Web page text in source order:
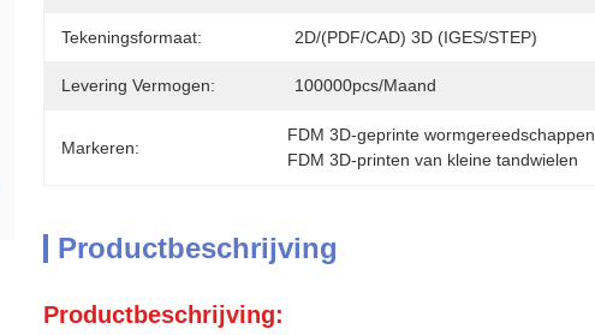
Tekeningsformaat: 2D/(PDF/CAD) 3D (IGES/STEP)
Levering Vermogen: 100000pcs/maand
Markeren:
FDM 3D-geprinte wormgereedschappen
FDM 3D-printen van kleine tandwielen
Productbeschrijving
Productbeschrijving: